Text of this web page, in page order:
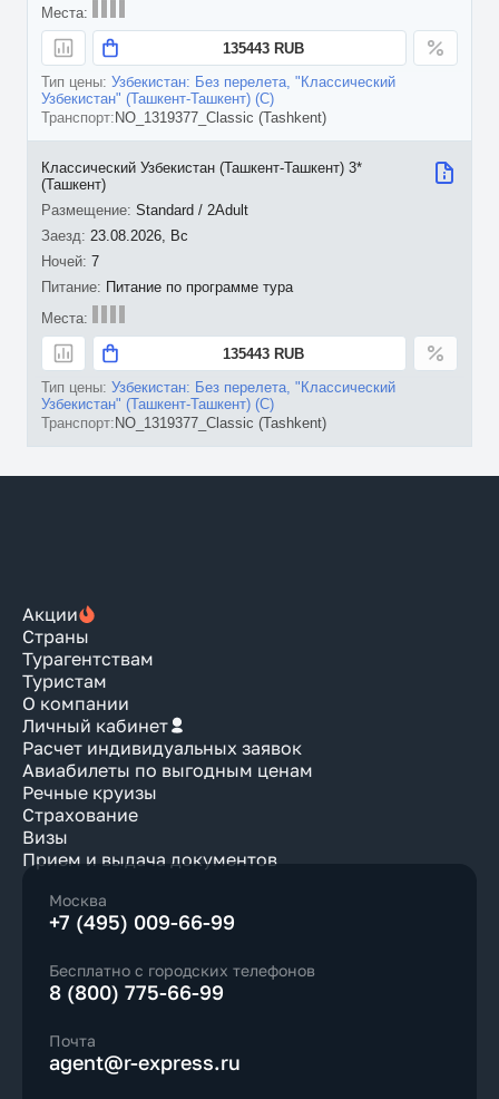
135443 RUB
Узбекистан: Без перелета, "Классический
Узбекистан" (Ташкент-Ташкент) (C)
NO_1319377_Classic (Tashkent)
23.08.2026, Вс
7
Классический Узбекистан (Ташкент-Ташкент) 3*
(Ташкент)
Standard / 2Adult
Питание по программе тура
135443 RUB
Узбекистан: Без перелета, "Классический
Узбекистан" (Ташкент-Ташкент) (C)
NO_1319377_Classic (Tashkent)
Акции
Страны
Турагентствам
Туристам
О компании
Личный кабинет
Расчет индивидуальных заявок
Авиабилеты по выгодным ценам
Речные круизы
Страхование
Визы
Прием и выдача документов
Москва
+7 (495) 009-66-99
Бесплатно с городских телефонов
8 (800) 775-66-99
Почта
agent@r-express.ru